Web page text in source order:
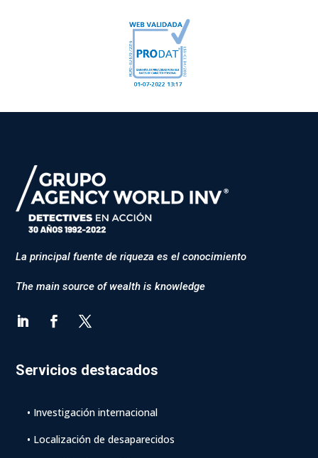
La principal fuente de riqueza es el conocimiento
The main source of wealth is knowledge
Servicios destacados
• Investigación internacional
• Localización de desaparecidos